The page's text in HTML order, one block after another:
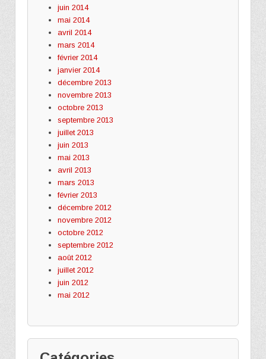
juin 2014
mai 2014
avril 2014
mars 2014
février 2014
janvier 2014
décembre 2013
novembre 2013
octobre 2013
septembre 2013
juillet 2013
juin 2013
mai 2013
avril 2013
mars 2013
février 2013
décembre 2012
novembre 2012
octobre 2012
septembre 2012
août 2012
juillet 2012
juin 2012
mai 2012